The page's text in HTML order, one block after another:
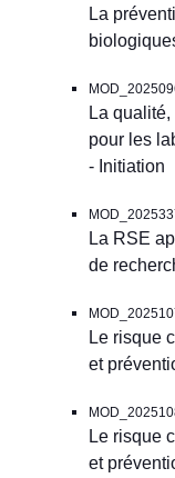
La
La
pour les
- Initiation
La RSE
de
Le risque
et
Le risque
et